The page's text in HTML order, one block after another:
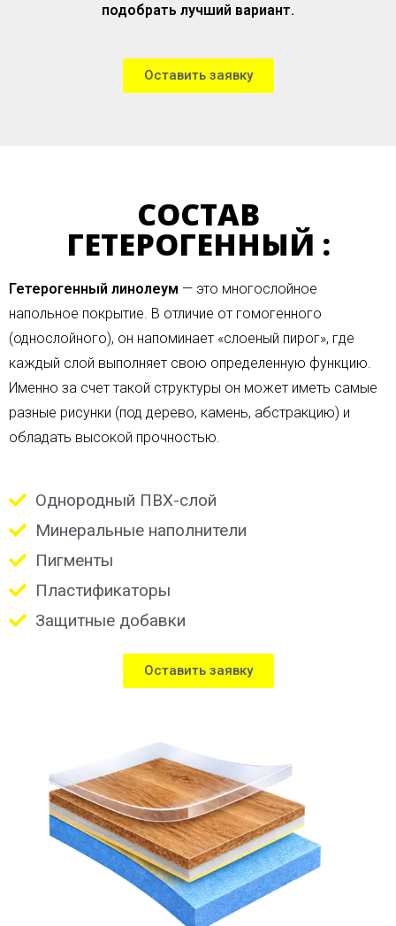
подобрать лучший вариант.
Оставить заявку
СОСТАВ
ГЕТЕРОГЕННЫЙ :
Гетерогенный линолеум — это многослойное
напольное покрытие. В отличие от гомогенного
(однослойного), он напоминает «слоеный пирог», где
каждый слой выполняет свою определенную функцию.
Именно за счет такой структуры он может иметь самые
разные рисунки (под дерево, камень, абстракцию) и
обладать высокой прочностью.
Однородный ПВХ-слой
Минеральные наполнители
Пигменты
Пластификаторы
Защитные добавки
Оставить заявку